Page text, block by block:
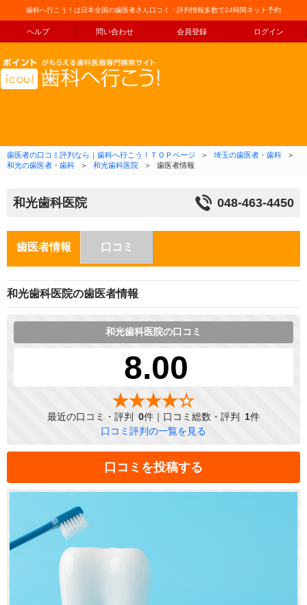
歯科へ行こう！は日本全国の歯医者さん口コミ・評判情報多数で24時間ネット予約
ヘルプ 問い合わせ 会員登録 ログイン
コンテンツへ移動
歯医者の口コミ評判なら｜歯科へ行こう！ＴＯＰページ ＞ 埼玉の歯医者・歯科
＞
和光の歯医者・歯科
＞ 和光歯科医院 ＞ 歯医者情報
和光歯科医院 048-463-4450
歯医者情報 口コミ
和光歯科医院の歯医者情報
和光歯科医院の口コミ
8.00
最近の口コミ・評判 0件｜口コミ総数・評判 1件
口コミ評判の一覧を見る
口コミを投稿する